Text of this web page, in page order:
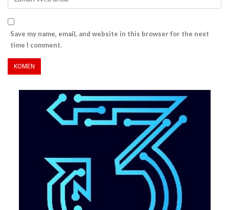
Save my name, email, and website in this browser for the next
time I comment.